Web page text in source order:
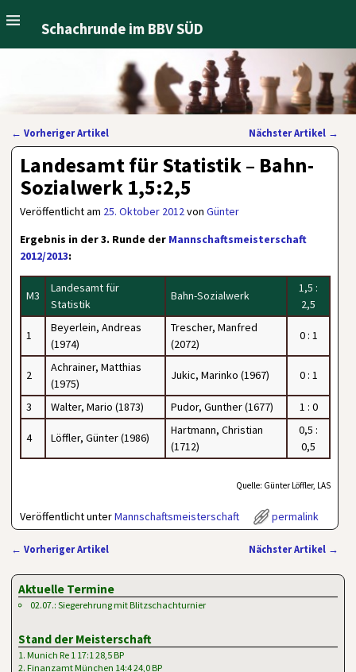
Schachrunde im BBV SÜD
Artikelnavigation
← Vorheriger Artikel Nächster Artikel →
Landesamt für Statistik – Bahn-
Sozialwerk 1,5:2,5
Veröffentlicht am 25. Oktober 2012vonGünter
Ergebnis in der 3. Runde der Mannschaftsmeisterschaft
2012/2013:
M3
Landesamt für
Statistik
Bahn-Sozialwerk
1,5 :
2,5
1
Beyerlein, Andreas
(1974)
Trescher, Manfred
(2072)
0 : 1
2
Achrainer, Matthias
(1975)
Jukic, Marinko (1967) 0 : 1
3 Walter, Mario (1873) Pudor, Gunther (1677) 1 : 0
4 Löffler, Günter (1986)
Hartmann, Christian
(1712)
0,5 :
0,5
Quelle: Günter Löffler, LAS
Veröffentlicht unterMannschaftsmeisterschaft permalink
← Vorheriger Artikel Nächster Artikel →
Aktuelle Termine
02.07.: Siegerehrung mit Blitzschachturnier
Stand der Meisterschaft
1. Munich Re 1 17:1 28,5 BP
2. Finanzamt München 14:4 24,0 BP